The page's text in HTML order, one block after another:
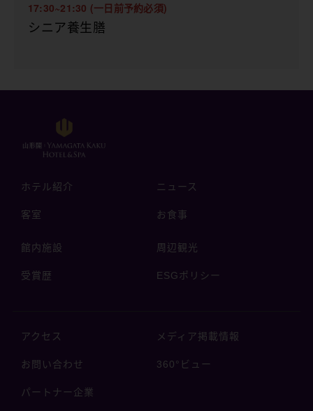
17:30~21:30 (一日前予約必須)
シニア養生膳
ホテル紹介 ニュース
客室 お食事
館内施設 周辺観光
受賞歴 ESGポリシー
アクセス メディア掲載情報
お問い合わせ 360°ビュー
パートナー企業